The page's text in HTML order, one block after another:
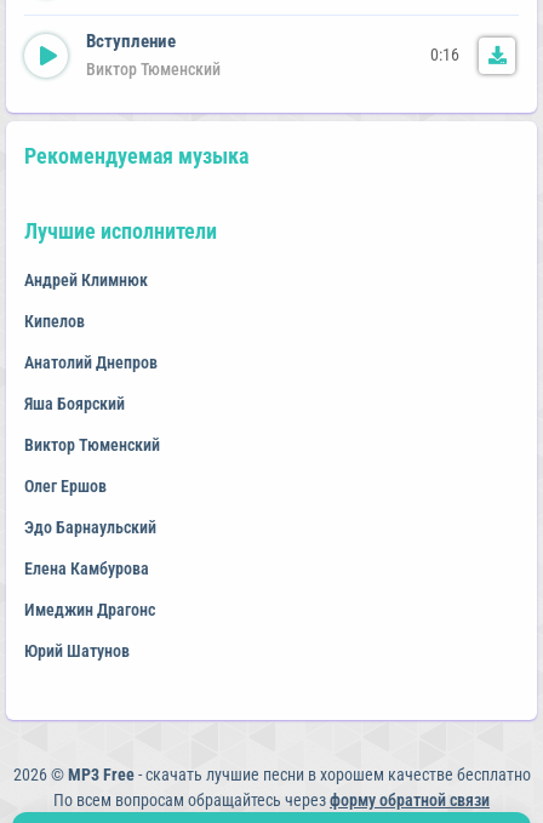
Вступление
Виктор Тюменский
0:16
Рекомендуемая музыка
Лучшие исполнители
Андрей Климнюк
Кипелов
Анатолий Днепров
Яша Боярский
Виктор Тюменский
Олег Ершов
Эдо Барнаульский
Елена Камбурова
Имеджин Драгонс
Юрий Шатунов
2026 ©MP3 Free- скачать лучшие песни в хорошем качестве бесплатно
По всем вопросам обращайтесь черезформу обратной связи